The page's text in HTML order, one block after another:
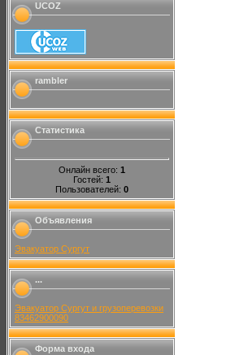
UCOZ
rambler
Статистика
Онлайн всего: 1
Гостей: 1
Пользователей: 0
Объявления
Эвакуатор Сургут
...
Эвакуатор Сургут и грузоперевозки
83462900090
Форма входа